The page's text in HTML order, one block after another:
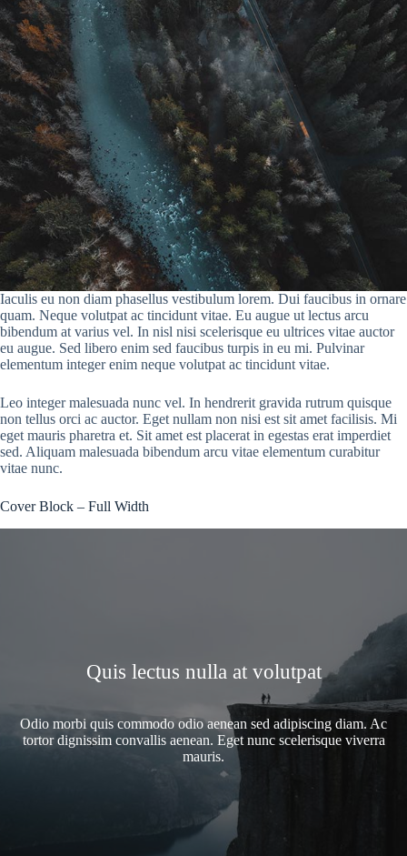
Iaculis eu non diam phasellus vestibulum lorem. Dui faucibus in ornare
quam. Neque volutpat ac tincidunt vitae. Eu augue ut lectus arcu
bibendum at varius vel. In nisl nisi scelerisque eu ultrices vitae auctor
eu augue. Sed libero enim sed faucibus turpis in eu mi. Pulvinar
elementum integer enim neque volutpat ac tincidunt vitae.
Leo integer malesuada nunc vel. In hendrerit gravida rutrum quisque
non tellus orci ac auctor. Eget nullam non nisi est sit amet facilisis. Mi
eget mauris pharetra et. Sit amet est placerat in egestas erat imperdiet
sed. Aliquam malesuada bibendum arcu vitae elementum curabitur
vitae nunc.
Cover Block – Full Width
Quis lectus nulla at volutpat
Odio morbi quis commodo odio aenean sed adipiscing diam. Ac
tortor dignissim convallis aenean. Eget nunc scelerisque viverra
mauris.